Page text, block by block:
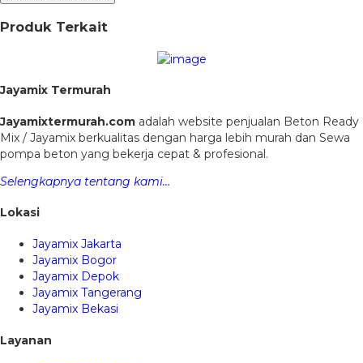
Produk Terkait
Jayamix Termurah
Jayamixtermurah.com adalah website penjualan Beton Ready
Mix / Jayamix berkualitas dengan harga lebih murah dan Sewa
pompa beton yang bekerja cepat & profesional.
Selengkapnya tentang kami…
Lokasi
Jayamix Jakarta
Jayamix Bogor
Jayamix Depok
Jayamix Tangerang
Jayamix Bekasi
Layanan